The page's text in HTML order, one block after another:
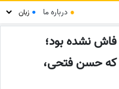
● درباره ما ●
فاش نشده بود؛
که حسن فتحی،